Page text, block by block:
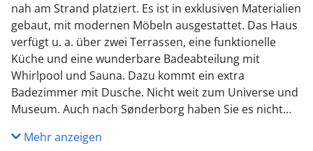
nah am Strand platziert. Es ist in exklusiven Materialien
gebaut, mit modernen Möbeln ausgestattet. Das Haus
verfügt u. a. über zwei Terrassen, eine funktionelle
Küche und eine wunderbare Badeabteilung mit
Whirlpool und Sauna. Dazu kommt ein extra
Badezimmer mit Dusche. Nicht weit zum Universe und
Museum. Auch nach Sønderborg haben Sie es nicht
schönen Hafen sehen wollen. Sie können das
Mehr anzeigen